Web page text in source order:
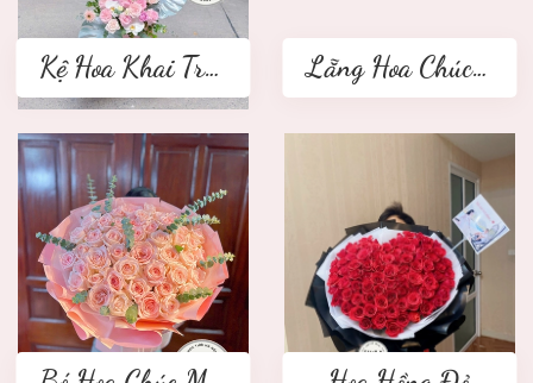
Kệ Hoa Khai Trương 2 tầng Lẵng Hoa Chúc Mừng